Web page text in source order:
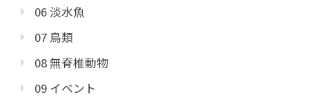
06 淡水魚
07 鳥類
08 無脊椎動物
09 イベント